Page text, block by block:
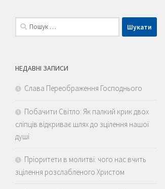
Пошук:
НЕДАВНІ ЗАПИСИ
Слава Переображення Господнього
Побачити Світло: Як палкий крик двох
сліпців відкриває шлях до зцілення нашої
душі
Пріоритети в молитві: чого нас вчить
зцілення розслабленого Христом